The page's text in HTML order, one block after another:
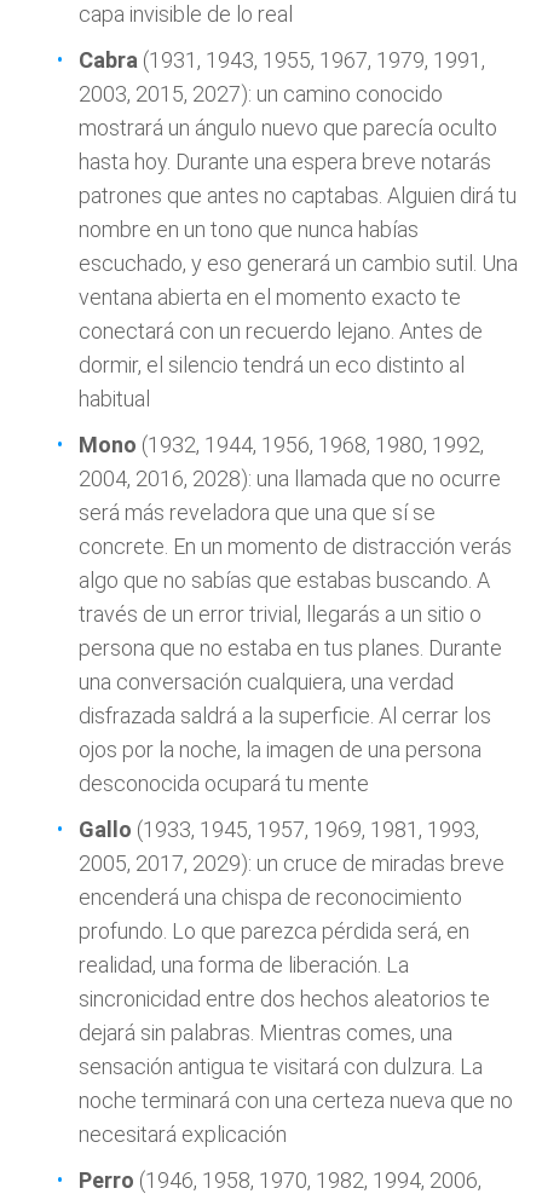
capa invisible de lo real
Cabra (1931, 1943, 1955, 1967, 1979, 1991,
2003, 2015, 2027): un camino conocido
mostrará un ángulo nuevo que parecía oculto
hasta hoy. Durante una espera breve notarás
patrones que antes no captabas. Alguien dirá tu
nombre en un tono que nunca habías
escuchado, y eso generará un cambio sutil. Una
ventana abierta en el momento exacto te
conectará con un recuerdo lejano. Antes de
dormir, el silencio tendrá un eco distinto al
habitual
Mono (1932, 1944, 1956, 1968, 1980, 1992,
2004, 2016, 2028): una llamada que no ocurre
será más reveladora que una que sí se
concrete. En un momento de distracción verás
algo que no sabías que estabas buscando. A
través de un error trivial, llegarás a un sitio o
persona que no estaba en tus planes. Durante
una conversación cualquiera, una verdad
disfrazada saldrá a la superficie. Al cerrar los
ojos por la noche, la imagen de una persona
desconocida ocupará tu mente
Gallo (1933, 1945, 1957, 1969, 1981, 1993,
2005, 2017, 2029): un cruce de miradas breve
encenderá una chispa de reconocimiento
profundo. Lo que parezca pérdida será, en
realidad, una forma de liberación. La
sincronicidad entre dos hechos aleatorios te
dejará sin palabras. Mientras comes, una
sensación antigua te visitará con dulzura. La
noche terminará con una certeza nueva que no
necesitará explicación
Perro (1946, 1958, 1970, 1982, 1994, 2006,